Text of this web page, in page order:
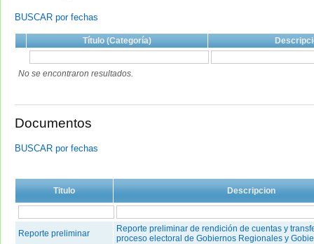
BUSCAR por fechas
Título (Categoría)
No se encontraron resultados.
Documentos
BUSCAR por fechas
Titulo Descripcion
Reporte preliminar
Reporte preliminar de rendición de cuentas y
proceso electoral de Gobiernos Regionales y